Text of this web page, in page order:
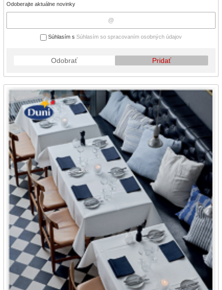
Odoberajte aktuálne novinky
Súhlasím s Súhlasím so spracovaním osobných údajov
Odobrať Pridať